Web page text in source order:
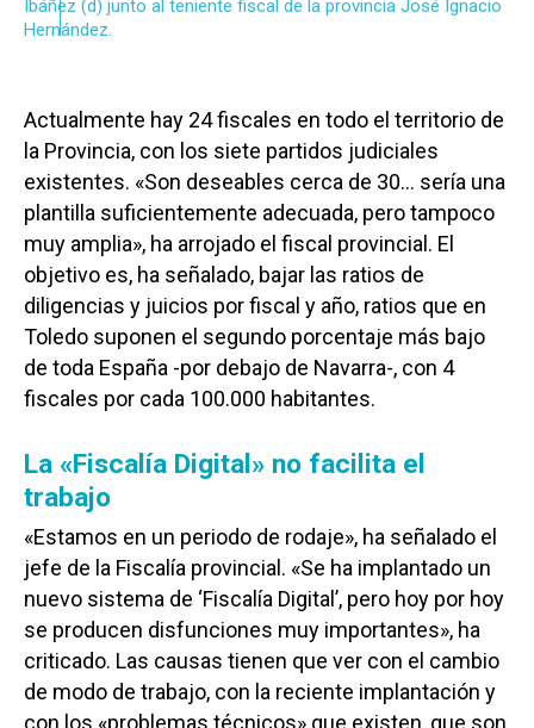
Ibáñez (d) junto al teniente fiscal de la provincia José Ignacio
Hernández.
Actualmente hay 24 fiscales en todo el territorio de
la Provincia, con los siete partidos judiciales
existentes. «Son deseables cerca de 30… sería una
plantilla suficientemente adecuada, pero tampoco
muy amplia», ha arrojado el fiscal provincial. El
objetivo es, ha señalado, bajar las ratios de
diligencias y juicios por fiscal y año, ratios que en
Toledo suponen el segundo porcentaje más bajo
de toda España -por debajo de Navarra-, con 4
fiscales por cada 100.000 habitantes.
La «Fiscalía Digital» no facilita el
trabajo
«Estamos en un periodo de rodaje», ha señalado el
jefe de la Fiscalía provincial. «Se ha implantado un
nuevo sistema de ‘Fiscalía Digital’, pero hoy por hoy
se producen disfunciones muy importantes», ha
criticado. Las causas tienen que ver con el cambio
de modo de trabajo, con la reciente implantación y
con los «problemas técnicos» que existen, que son
Castilla-La
Toledo
Ciudad Real
Albacete
Cuenca
Sanidad
Economía
Educación